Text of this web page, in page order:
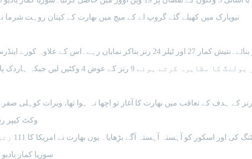
نیویارک میں کھیلے گئے گروپ اے کے میچ میں بھارت کے کپتان روہت شرما
ہاردک پانڈیا نے 2 اور اکسر پٹیل نے ایک کھلاڑیوں کو آؤٹ کیا۔
آہستہ آگے بڑھایا۔ یوں بھارت نے امریکا کا 111 رنز کا ہدف 19 ویں اوور میں با آسانی حاصل کرلیا۔
سوریا کمار یادیو 50 اور شیوم دوبے 31 رنز بناکر ناقابل شکست رہے۔